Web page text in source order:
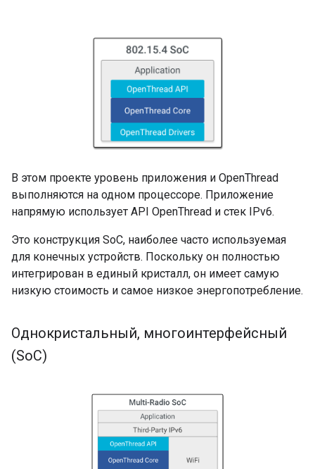
В этом проекте уровень приложения и OpenThread
выполняются на одном процессоре. Приложение
напрямую использует API OpenThread и стек IPv6.
Это конструкция SoC, наиболее часто используемая
для конечных устройств. Поскольку он полностью
интегрирован в единый кристалл, он имеет самую
низкую стоимость и самое низкое энергопотребление.
Однокристальный, многоинтерфейсный
(SoC)